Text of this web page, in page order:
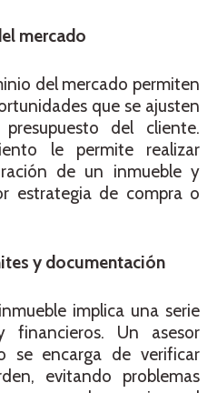
mercado
del mercado permiten
que se ajusten
del cliente.
le permite realizar
de un inmueble y
estrategia de compra o
y documentación
implica una serie
financieros. Un asesor
se encarga de verificar
evitando problemas